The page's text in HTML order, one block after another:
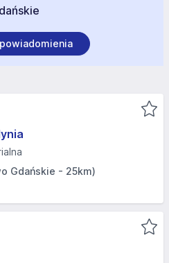
Gdańskie - 25km)